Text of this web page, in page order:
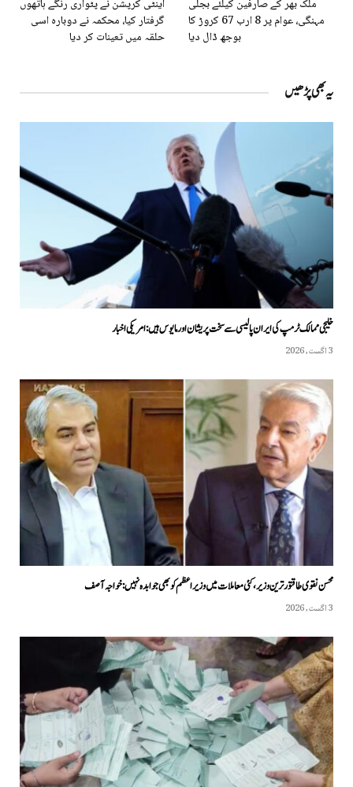
ملک بھر کے صارفین کیلئے بجلی
مہنگی، عوام پر 8 ارب 67 کروڑ کا
بوجھ ڈال دیا
اینٹی کرپشن نے پٹواری رنگے ہاتھوں
گرفتار کیا، محکمہ نے دوبارہ اسی
حلقہ میں تعینات کر دیا
یہ بھی پڑھیں
خلیجی ممالک ٹرمپ کی ایران پالیسی سے سخت پریشان اور مایوس ہیں: امریکی اخبار
3 اگست, 2026
محسن نقوی طاقتور ترین وزیر، کئی معاملات میں وزیراعظم کو بھی جوابدہ نہیں: خواجہ آصف
3 اگست, 2026